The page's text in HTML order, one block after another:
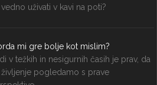
uživati v kavi na poti?
mi gre bolje kot mislim?
v težkih in nesigurnih časih je prav, da
življenje pogledamo s prave